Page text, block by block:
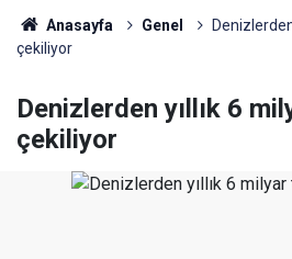
Anasayfa Genel
çekiliyor
Denizlerden yıllık 6
çekiliyor